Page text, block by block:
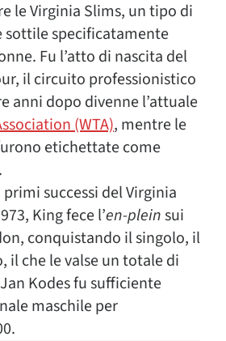
le Virginia Slims, un tipo di
sottile specificatamente
Fu l’atto di nascita del
il circuito professionistico
anni dopo divenne l’attuale
(WTA), mentre le
etichettate come
successi del Virginia
King fece l’en-pleinsui
conquistando il singolo, il
il che le valse un totale di
Kodes fu sufficiente
maschile per